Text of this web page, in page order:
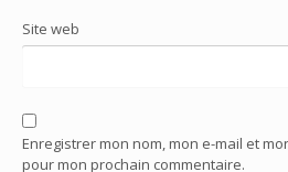
Site web
Enregistrer mon nom, mon e-mail et
pour mon prochain commentaire.